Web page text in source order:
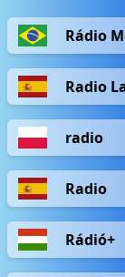
Rádio
Radio
radio
Radio
Rádió+